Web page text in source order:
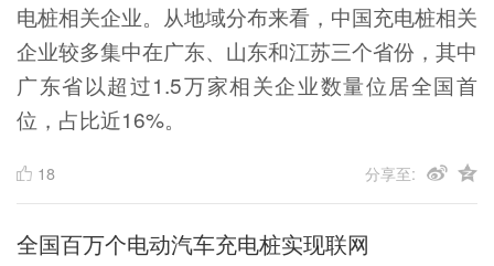
电桩相关企业。从地域分布来看，中国充电桩相关
企业较多集中在广东、山东和江苏三个省份，其中
广东省以超过1.5万家相关企业数量位居全国首
位，占比近16%。
18 分享至:
全国百万个电动汽车充电桩实现联网